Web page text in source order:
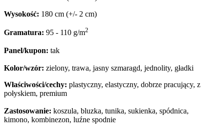
Wysokość: 180 cm (+/- 2 cm)
Gramatura: 95 - 110 g/m2
Panel/kupon: tak
Kolor/wzór: zielony, trawa, jasny szmaragd, jednolity, gładki
Właściwości/cechy: plastyczny, elastyczny, dobrze pracujący, z
połyskiem, premium
Zastosowanie: koszula, bluzka, tunika, sukienka, spódnica,
kimono, kombinezon, luźne spodnie